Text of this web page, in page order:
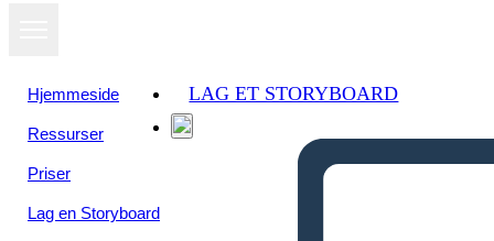
Hjemmeside
Ressurser
Priser
Lag en Storyboard
LAG ET STORYBOARD